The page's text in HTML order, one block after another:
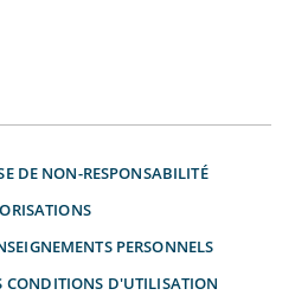
DE NON-RESPONSABILITÉ
PERSONNELS
CONDITIONS D'UTILISATION